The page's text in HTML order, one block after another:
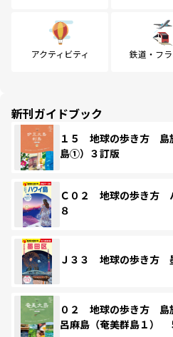
アクティビティ 鉄道・フ
新刊ガイドブック
１５ 地球の歩き方
島①）３訂版
Ｃ０２ 地球の歩き方
８
Ｊ３３ 地球の歩き方
０２ 地球の歩き方
呂麻島（奄美群島１）